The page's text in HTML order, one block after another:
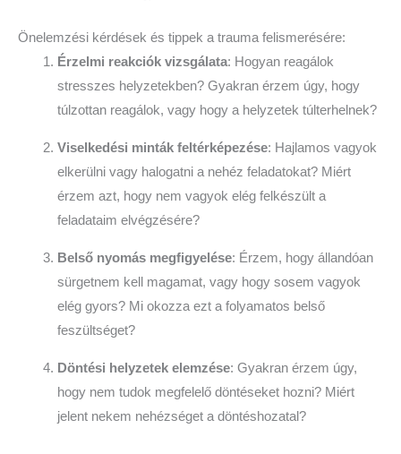
Önelemzési kérdések és tippek a trauma felismerésére:
Érzelmi reakciók vizsgálata: Hogyan reagálok
stresszes helyzetekben? Gyakran érzem úgy, hogy
túlzottan reagálok, vagy hogy a helyzetek túlterhelnek?
Viselkedési minták feltérképezése: Hajlamos vagyok
elkerülni vagy halogatni a nehéz feladatokat? Miért
érzem azt, hogy nem vagyok elég felkészült a
feladataim elvégzésére?
Belső nyomás megfigyelése: Érzem, hogy állandóan
sürgetnem kell magamat, vagy hogy sosem vagyok
elég gyors? Mi okozza ezt a folyamatos belső
feszültséget?
Döntési helyzetek elemzése: Gyakran érzem úgy,
hogy nem tudok megfelelő döntéseket hozni? Miért
jelent nekem nehézséget a döntéshozatal?